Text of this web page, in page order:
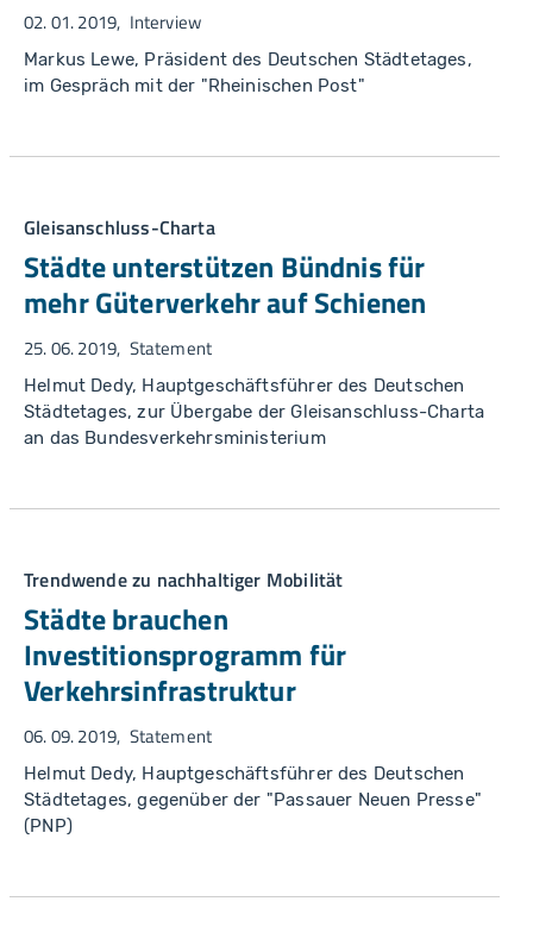
02. 01. 2019 Interview
Markus Lewe, Präsident des Deutschen Städtetages,
im Gespräch mit der "Rheinischen Post"
Gleisanschluss-Charta
Städte unterstützen Bündnis für
mehr Güterverkehr auf Schienen
25. 06. 2019 Statement
Helmut Dedy, Hauptgeschäftsführer des Deutschen
Städtetages, zur Übergabe der Gleisanschluss-Charta
an das Bundesverkehrsministerium
Trendwende zu nachhaltiger Mobilität
Städte brauchen
Investitionsprogramm für
Verkehrsinfrastruktur
06. 09. 2019 Statement
Helmut Dedy, Hauptgeschäftsführer des Deutschen
Städtetages, gegenüber der "Passauer Neuen Presse"
(PNP)